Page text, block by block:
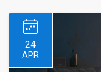
24
APR